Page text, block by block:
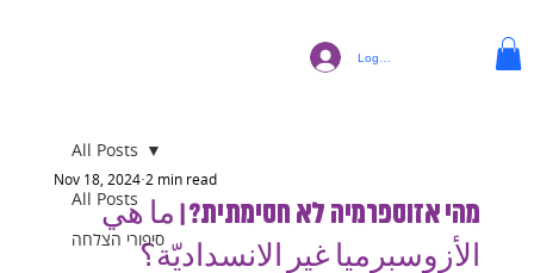
Log In
All Posts
סיפורי הצלחה
All Posts
מהי אזוספרמיה לא חסימתית? | ما هي
الأزوسبرميا غير الانسداديّة؟
Nov 18, 2024 2 min read